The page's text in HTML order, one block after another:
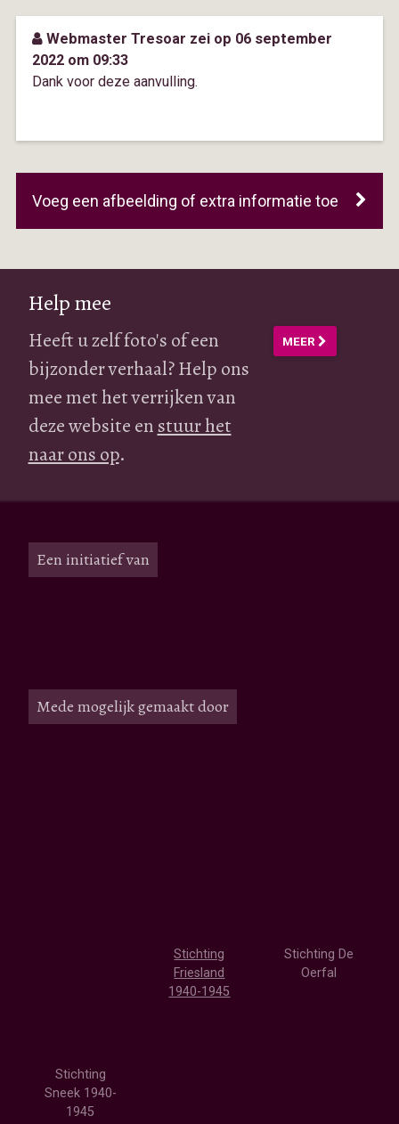
Webmaster Tresoar zei op 06 september
2022 om 09:33
Dank voor deze aanvulling.
Voeg een afbeelding of extra informatie toe
Help mee
Heeft u zelf foto's of een
bijzonder verhaal? Help ons
mee met het verrijken van
deze website enstuur het
naar ons op.
MEER
Een initiatief van
Mede mogelijk gemaakt door
Stichting
Friesland
1940-1945
Stichting De
Oerfal
Stichting
Sneek 1940-
1945